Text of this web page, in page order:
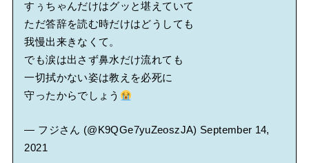
すぅちゃんだけはグッと堪えていて
ただ答辞を読む時だけはどうしても
我慢出来きなくて。
でも涙は出さず鼻水だけ流れても
一切拭かない姿は教えを必死に
守ったからでしょう
— フジさん (@K9QGe7yuZeoszJA) September 14,
2021